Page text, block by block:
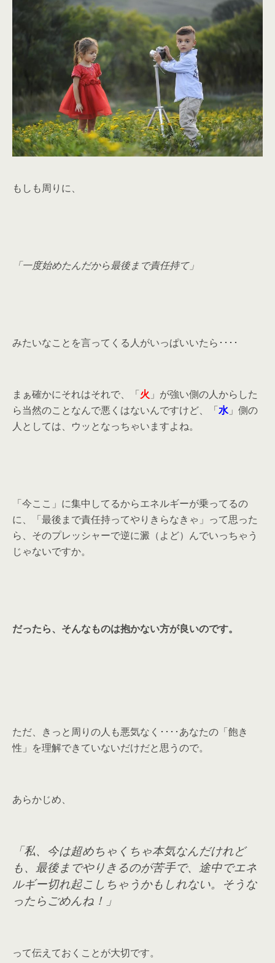
もしも周りに、
「一度始めたんだから最後まで責任持て」
みたいなことを言ってくる人がいっぱいいたら････
まぁ確かにそれはそれで、「火 」が強い側の人からした
ら当然のことなんで悪くはないんですけど、「水」側の
人としては、ウッとなっちゃいますよね。
「今ここ」に集中してるからエネルギーが乗ってるの
に、「最後まで責任持ってやりきらなきゃ」って思った
ら、そのプレッシャーで逆に澱（よど）んでいっちゃう
じゃないですか。
だったら、そんなものは抱かない方が良いのです。
ただ、きっと周りの人も悪気なく････あなたの「飽き
性」を理解できていないだけだと思うので。
あらかじめ、
「私、今は超めちゃくちゃ本気なんだけれど
も、最後までやりきるのが苦手で、途中でエネ
ルギー切れ起こしちゃうかもしれない。そうな
ったらごめんね！」
って伝えておくことが大切です。